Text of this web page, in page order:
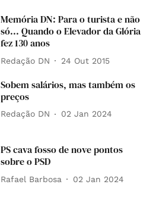
Memória DN: Para o turista e não
só... Quando o Elevador da Glória
fez 130 anos
Redação DN 24 Out 2015
Sobem salários, mas também os
preços
Redação DN 02 Jan 2024
PS cava fosso de nove pontos
sobre o PSD
Rafael Barbosa 02 Jan 2024